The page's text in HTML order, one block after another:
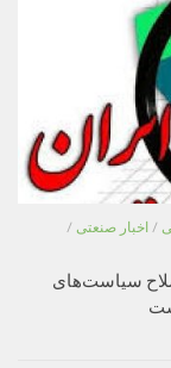
/ اخبار صنعتی /
سیاست‌های